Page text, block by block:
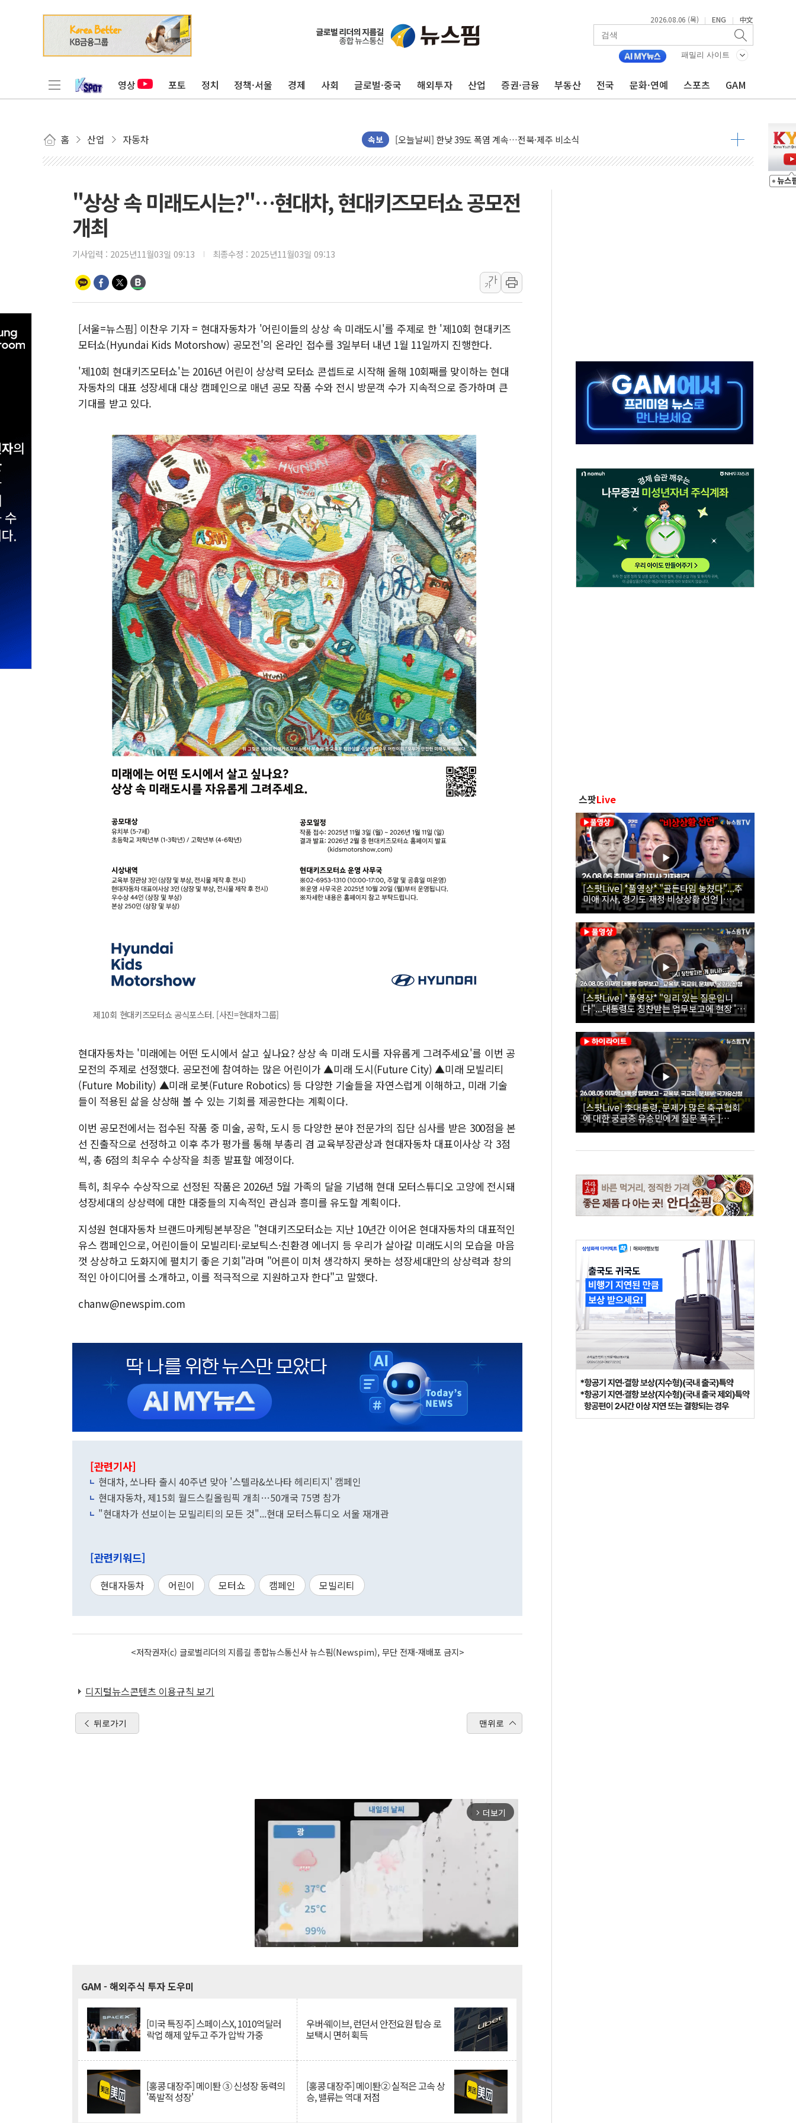
2026.08.06 (목) | ENG | 中文
패밀리 사이트
영상 포토 정치 정책·서울 경제 사회 글로벌·중국 해외투자 산업 증권·금융 부동산 전국 문화·연예 스포츠 GAM
홈 산업 자동차 속보
"곤드레도 AI로 판다"…성신여대, 영월 소상공인 디지털 전환 나선다
[금/유가] 국채금리 하락·이란 협상 기대에 금값 4% 급등…유가 혼조
[장욱희의 중장년 취업에세이] 여성 근로자, 육아로 경력 단절…기업 인재 전략 재정립 필요
[브라질증시] 금리 인하 기대에도 약보합…대선 불확실성에 투자심리 위축
"서울 외곽 국민평형 월세 200↑"...치솟는 월세, 수도권 집값 자극 우려
이마트, 트레이더스 'T-카페' 일반 점포 첫 입점
한경협 "에너지 위기 반복…탈탄소 설비 전환 지원 강화해야"
트럼프 행정부, 폴리실리콘 파생제품에 15% 관세 부과 추진
[민주 당권주자 일정] 송영길·정청래·김민석 후보 - 8월 6일
[오늘의 정치일정] 8월 6일(목)
이란 "美 추가 공격 시 걸프국 에너지시설 타격" 초강수
이란, 오만과 호르무즈 항로 합의…재개방 협상 '속도'
유럽증시, 숨가쁘게 진행되는 중동 상황 주목하며 보합세 마감… 유가도 큰 변동 없어
"상상 속 미래도시는?"…현대차, 현대키즈모터쇼 공모전
개최
기사입력 : 2025년11월03일 09:13 최종수정 : 2025년11월03일 09:13
가
가
[서울=뉴스핌] 이찬우 기자 = 현대자동차가 '어린이들의 상상 속 미래도시'를 주제로 한 '제10회 현대키즈
모터쇼(Hyundai Kids Motorshow) 공모전'의 온라인 접수를 3일부터 내년 1월 11일까지 진행한다.
'제10회 현대키즈모터쇼'는 2016년 어린이 상상력 모터쇼 콘셉트로 시작해 올해 10회째를 맞이하는 현대
자동차의 대표 성장세대 대상 캠페인으로 매년 공모 작품 수와 전시 방문객 수가 지속적으로 증가하며 큰
기대를 받고 있다.
제10회 현대키즈모터쇼 공식포스터. [사진=현대차그룹]
현대자동차는 '미래에는 어떤 도시에서 살고 싶나요? 상상 속 미래 도시를 자유롭게 그려주세요'를 이번 공
모전의 주제로 선정했다. 공모전에 참여하는 많은 어린이가 ▲미래 도시(Future City) ▲미래 모빌리티
(Future Mobility) ▲미래 로봇(Future Robotics) 등 다양한 기술들을 자연스럽게 이해하고, 미래 기술
들이 적용된 삶을 상상해 볼 수 있는 기회를 제공한다는 계획이다.
이번 공모전에서는 접수된 작품 중 미술, 공학, 도시 등 다양한 분야 전문가의 집단 심사를 받은 300점을 본
선 진출작으로 선정하고 이후 추가 평가를 통해 부총리 겸 교육부장관상과 현대자동차 대표이사상 각 3점
씩, 총 6점의 최우수 수상작을 최종 발표할 예정이다.
특히, 최우수 수상작으로 선정된 작품은 2026년 5월 가족의 달을 기념해 현대 모터스튜디오 고양에 전시돼
성장세대의 상상력에 대한 대중들의 지속적인 관심과 흥미를 유도할 계획이다.
지성원 현대자동차 브랜드마케팅본부장은 "현대키즈모터쇼는 지난 10년간 이어온 현대자동차의 대표적인
유스 캠페인으로, 어린이들이 모빌리티·로보틱스·친환경 에너지 등 우리가 살아갈 미래도시의 모습을 마음
껏 상상하고 도화지에 펼치기 좋은 기회"라며 "어른이 미처 생각하지 못하는 성장세대만의 상상력과 창의
적인 아이디어를 소개하고, 이를 적극적으로 지원하고자 한다"고 말했다.
chanw@newspim.com
[관련기사]
현대차, 쏘나타 출시 40주년 맞아 '스텔라&쏘나타 헤리티지' 캠페인
현대자동차, 제15회 월드스킬올림픽 개최…50개국 75명 참가
"현대차가 선보이는 모빌리티의 모든 것"...현대 모터스튜디오 서울 재개관
[관련키워드]
현대자동차 어린이 모터쇼 캠페인 모빌리티
<저작권자(c) 글로벌리더의 지름길 종합뉴스통신사 뉴스핌(Newspim), 무단 전재-재배포 금지>
디지털뉴스콘텐츠 이용규칙 보기
뒤로가기 맨위로
arrow_forward_ios 더보기
GAM - 해외주식 투자 도우미
[미국 특징주] 스페이스X, 1010억달러
락업 해제 앞두고 주가 압박 가중
우버·웨이브, 런던서 안전요원 탑승 로
보택시 면허 획득
[홍콩 대장주] 메이퇀 ③ 신성장 동력의
'폭발적 성장'
[홍콩 대장주] 메이퇀② 실적은 고속 상
승, 밸류는 역대 저점
스팟Live
[스팟Live] *풀영상* "골든타임 놓쳤다"...추
미애 지사, 경기도 재정 비상상황 선언 |
26.08.05 추미애 경기지사 기자회견
[스팟Live] *풀영상* "일리 있는 질문입니
다"...대통령도 칭찬받는 업무보고에 현장 '빵'
| 26.08.05 이재명 대통령 업무보고 - 교육부,
국교위, 문체부, 국가유산청
[스팟Live] 李대통령, 문제가 많은 축구협회
에 대한 궁금증 유승민에게 질문 폭주 |
26.08.05 이재명 대통령 업무보고 - 교육부, 국